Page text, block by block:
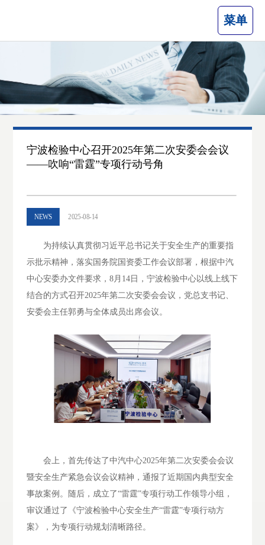
菜单
宁波检验中心召开2025年第二次安委会会议
——吹响“雷霆”专项行动号角
NEWS 2025-08-14
为持续认真贯彻习近平总书记关于安全生产的重要指
示批示精神，落实国务院国资委工作会议部署 ，根据中汽
中心安委办文件要求， 8月14日，宁波检验中心以线上线下
结合的方式召开2025年第二次安委会会议，党总支书记、
安委会主任郭勇与全体成员出席会议。
会上，首先传达了中汽中心2025年第二次安委会会议
暨安全生产紧急会议会议精神，通报了近期国内典型安全
事故案例。随后，成立了“雷霆”专项行动工作领导小组，
审议通过了《宁波检验中心安全生产“雷霆”专项行动方
案》，为专项行动规划清晰路径。